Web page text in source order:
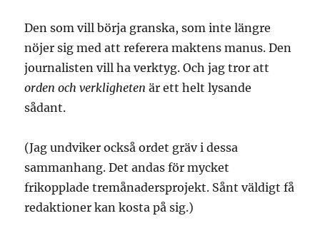
Den som vill börja granska, som inte längre
nöjer sig med att referera maktens manus. Den
journalisten vill ha verktyg. Och jag tror att
orden och verkligheten är ett helt lysande
sådant.
(Jag undviker också ordet gräv i dessa
sammanhang. Det andas för mycket
frikopplade tremånadersprojekt. Sånt väldigt få
redaktioner kan kosta på sig.)